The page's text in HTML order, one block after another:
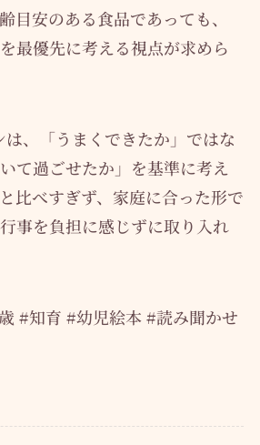
目安のある食品であっても、
最優先に考える視点が求めら
は、「うまくできたか」ではな
て過ごせたか」を基準に考え
比べすぎず、家庭に合った形で
事を負担に感じずに取り入れ
#知育 #幼児絵本 #読み聞かせ